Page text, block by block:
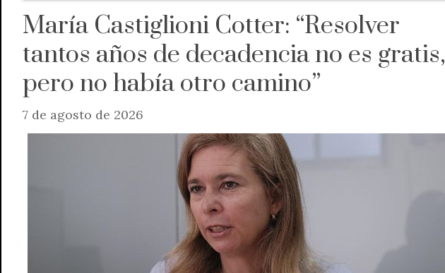
María Castiglioni Cotter: “Resolver
tantos años de decadencia no es gratis,
pero no había otro camino”
7 de agosto de 2026